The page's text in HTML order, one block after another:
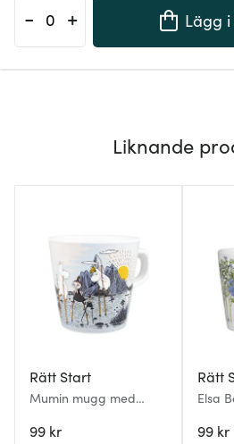
- + Lägg
Liknande
Rätt Start
Mumin mugg med
och skär
99 kr
Rätt
Elsa
99 kr